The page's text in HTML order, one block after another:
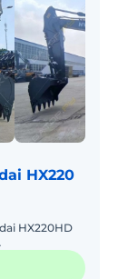
HX220
HX220HD